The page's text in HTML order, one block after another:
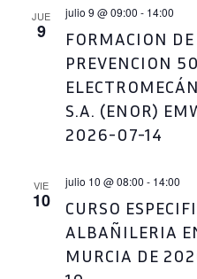
JUE
9
FORMACION
PREVENCION
S.A. (ENOR)
2026-07-14
julio 9 @ 09:00 - 14:00
VIE
10
CURSO
ALBAÑILERIA
MURCIA DE
julio 10 @ 08:00 - 14:00